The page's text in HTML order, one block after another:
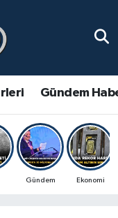
Gündem
Gündem Ekonomi